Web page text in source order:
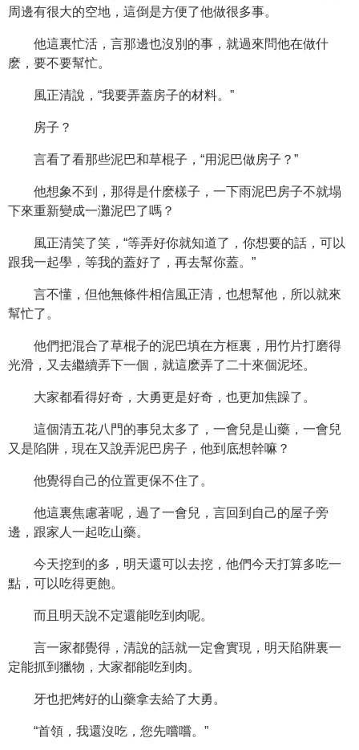
周邊有很大的空地，這倒是方便了他做很多事。
他這裏忙活，言那邊也沒別的事，就過來問他在做什
麽，要不要幫忙。
風正清說，“我要弄蓋房子的材料。”
房子？
言看了看那些泥巴和草棍子，“用泥巴做房子？”
他想象不到，那得是什麽樣子，一下雨泥巴房子不就塌
下來重新變成一灘泥巴了嗎？
風正清笑了笑，“等弄好你就知道了，你想要的話，可以
跟我一起學，等我的蓋好了，再去幫你蓋。”
言不懂，但他無條件相信風正清，也想幫他，所以就來
幫忙了。
他們把混合了草棍子的泥巴填在方框裏，用竹片打磨得
光滑，又去繼續弄下一個，就這麽弄了二十來個泥坯。
大家都看得好奇，大勇更是好奇，也更加焦躁了。
這個清五花八門的事兒太多了，一會兒是山藥，一會兒
又是陷阱，現在又說弄泥巴房子，他到底想幹嘛？
他覺得自己的位置更保不住了。
他這裏焦慮著呢，過了一會兒，言回到自己的屋子旁
邊，跟家人一起吃山藥。
今天挖到的多，明天還可以去挖，他們今天打算多吃一
點，可以吃得更飽。
而且明天說不定還能吃到肉呢。
言一家都覺得，清說的話就一定會實現，明天陷阱裏一
定能抓到獵物，大家都能吃到肉。
牙也把烤好的山藥拿去給了大勇。
“首領，我還沒吃，您先嚐嚐。”